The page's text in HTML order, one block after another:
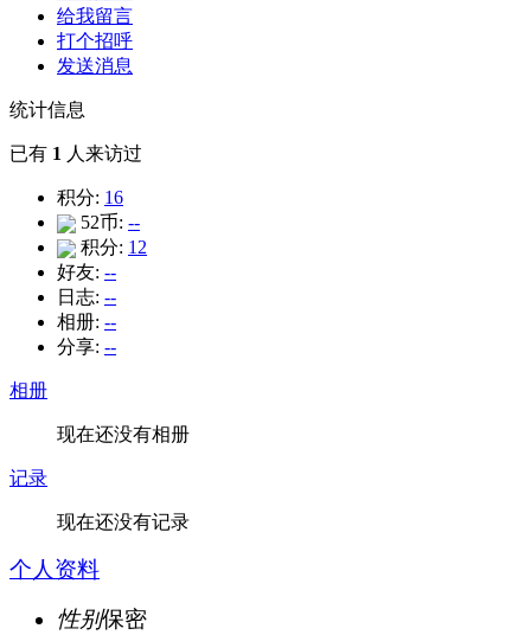
给我留言
打个招呼
发送消息
统计信息
已有 1 人来访过
积分: 16
52币: --
积分: 12
好友: --
日志: --
相册: --
分享: --
相册
现在还没有相册
记录
现在还没有记录
个人资料
性别保密